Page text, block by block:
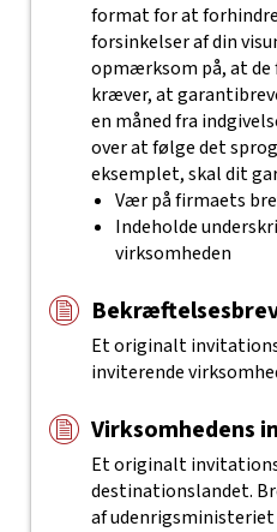
format for at
forsinkelser af din
opmærksom på, at de
kræver, at
en måned fra
over at følge det
eksemplet, skal dit
Vær på firmaets
Indeholde
virksomheden
Et originalt
inviterende
Virksomhedens
Et originalt
destinationslandet.
af udenrigsministeriet